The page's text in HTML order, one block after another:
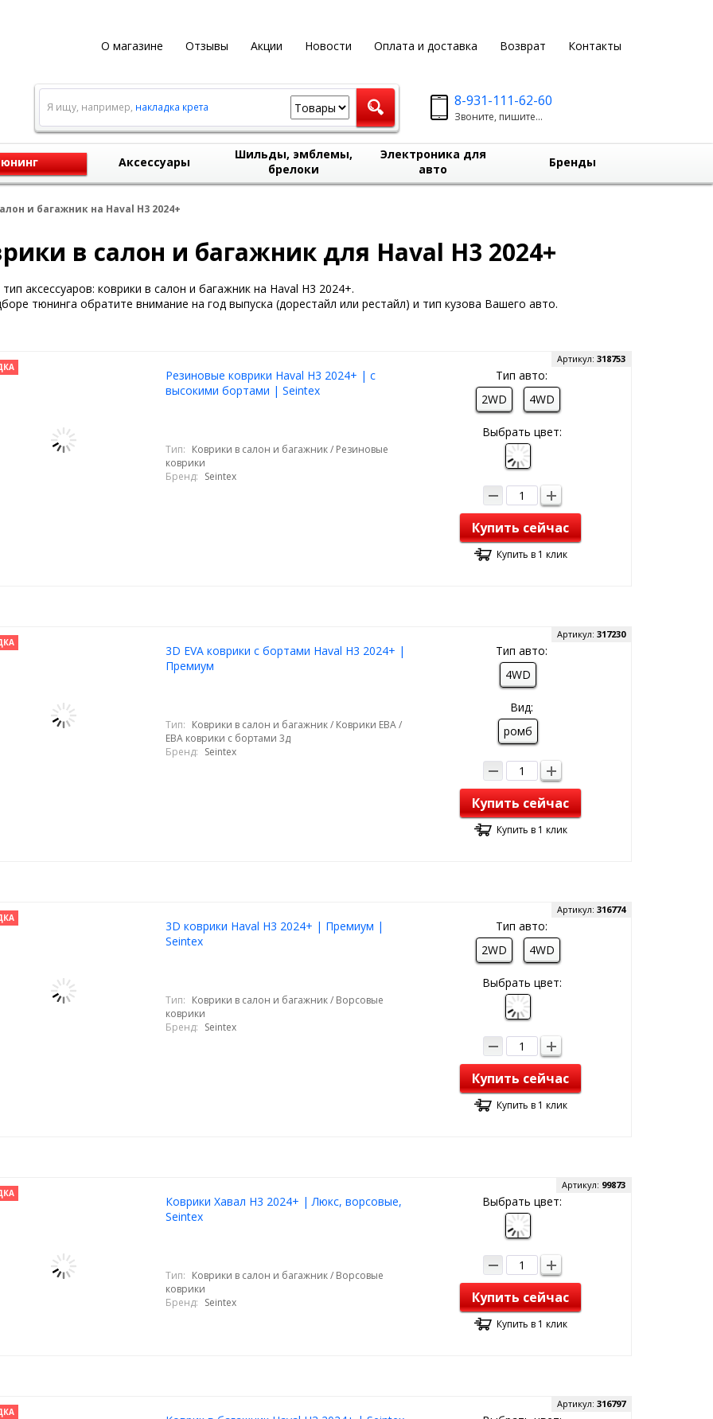
О магазине Отзывы Акции Новости Оплата и доставка Возврат Контакты
8-931-111-62-60
Звоните, пишите...
Я ищу, например, накладка крета
Аксессуары
Шильды, эмблемы,
брелоки
Электроника для
авто
Бренды
и багажник на Haval H3 2024+
в салон и багажник для Haval H3 2024+
аксессуаров: коврики в салон и багажник на Haval H3 2024+.
тюнинга обратите внимание на год выпуска (дорестайл или рестайл) и тип кузова Вашего авто.
Резиновые коврики Haval H3 2024+ | с
высокими бортами | Seintex
Артикул: 318753
Тип: Коврики в салон и багажник / Резиновые
коврики
Бренд: Seintex
Тип авто:
2WD
4WD
Выбрать цвет:
Купить сейчас
Купить в 1 клик
3D EVA коврики с бортами Haval H3 2024+ |
Премиум
Артикул: 317230
Тип: Коврики в салон и багажник / Коврики ЕВА /
ЕВА коврики с бортами 3д
Бренд: Seintex
Тип авто:
4WD
Вид:
ромб
Купить сейчас
Купить в 1 клик
3D коврики Haval H3 2024+ | Премиум |
Seintex
Артикул: 316774
Тип: Коврики в салон и багажник / Ворсовые
коврики
Бренд: Seintex
Тип авто:
2WD
4WD
Выбрать цвет:
Купить сейчас
Купить в 1 клик
Коврики Хавал Н3 2024+ | Люкс, ворсовые,
Seintex
Артикул: 99873
Тип: Коврики в салон и багажник / Ворсовые
коврики
Бренд: Seintex
Выбрать цвет:
Купить сейчас
Купить в 1 клик
Артикул: 316797